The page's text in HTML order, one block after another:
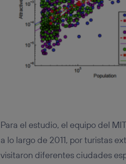
Para el estudio, el equipo del
a lo largo de 2011, por turistas
visitaron diferentes ciudades